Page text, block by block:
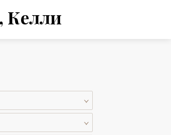
Келли